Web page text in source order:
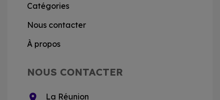
Catégories
Nous contacter
À propos
NOUS CONTACTER
location_on La Réunion